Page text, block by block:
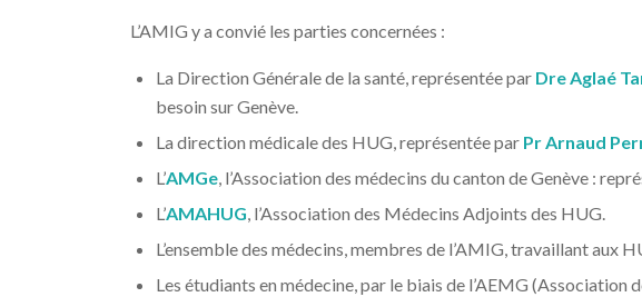
L’AMIG y a convié les parties concernées :
La Direction Générale de la santé, représentée par Dre Aglaé
besoin sur Genève.
La direction médicale des HUG, représentée par Pr Arnaud
L’AMGe, l’Association des médecins du canton de Genève :
L’AMAHUG, l’Association des Médecins Adjoints des HUG.
L’ensemble des médecins, membres de l’AMIG, travaillant aux
Les étudiants en médecine, par le biais de l’AEMG (Association